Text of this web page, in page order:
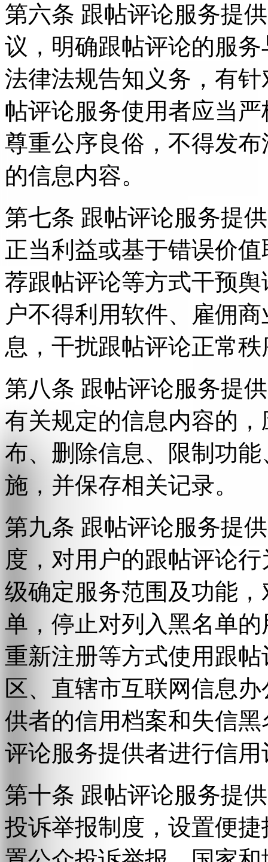
第六条 跟帖评论服务提
议，明确跟帖评论的服
法律法规告知义务，有
帖评论服务使用者应当
尊重公序良俗，不得发
的信息内容。
第七条 跟帖评论服务提
正当利益或基于错误价
荐跟帖评论等方式干预
户不得利用软件、雇佣
息，干扰跟帖评论正常
第八条 跟帖评论服务提
有关规定的信息内容的
布、删除信息、限制功
施，并保存相关记录。
第九条 跟帖评论服务提
度，对用户的跟帖评论
级确定服务范围及功能
单，停止对列入黑名单
重新注册等方式使用跟
区、直辖市互联网信息
供者的信用档案和失信
评论服务提供者进行信用
第十条 跟帖评论服务提
投诉举报制度，设置便